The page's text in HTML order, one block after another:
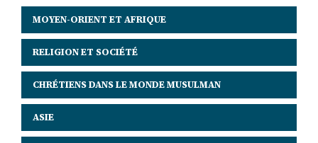
MOYEN-ORIENT ET AFRIQUE
RELIGION ET SOCIÉTÉ
CHRÉTIENS DANS LE MONDE MUSULMAN
ASIE